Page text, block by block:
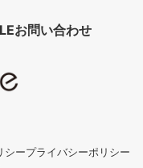
お問い合わせ
シープライバシーポリシー